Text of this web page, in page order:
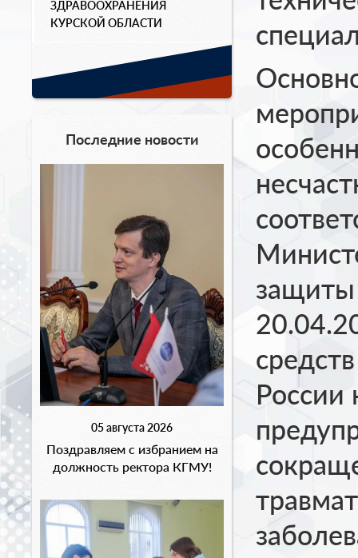
ЗДРАВООХРАНЕНИЯ
КУРСКОЙ ОБЛАСТИ
Последние новости
05 августа 2026
Поздравляем с избранием на
должность ректора КГМУ!
защиты
России